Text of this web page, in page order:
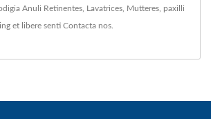
Anuli Retinentes, Lavatrices, Mutteres, paxilli
et libere senti Contacta nos.